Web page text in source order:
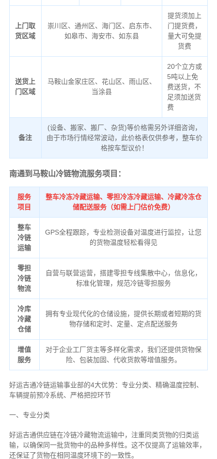
上门取
货区域
崇川区、通州区、海门区、启东市、
如皋市、海安市、如东县
提货须加上
门提货费，
量大可免提
货费
送货上
门区域
马鞍山金家庄区、花山区、雨山区、
当涂县
20个立方或
5吨以上免
费送货，不
足须加送货
费
备注
(设备、搬家、搬厂、杂货)等价格需另外详细咨询，
由于市场行情经常波动，此价格表仅供参考，整车价
格按车型议价！
南通到马鞍山冷链物流服务项目：
服务
项目
整车冷冻冷藏运输、零担冷冻冷藏运输、冷藏冷冻仓
储配送服务（如需上门估价免费）
整车
冷链
运输
GPS全程跟踪，专业检测设备对温度进行监控，让您
的货物温度轻松看得见
零担
冷链
物流
自营与联营运营，搭建零担专线集散中心，信息化，
标准化管理，规范冷链零担服务
冷库
冷藏
仓储
拥有专业现代化的仓储设施，提供长期或者短期的货
物存储和定时、定量、定点配送服务
增值
服务
对于企业工厂货主等多样化需求，我们还提供货物保
险、包装加固、代收货款等增值服务。
好运吉通冷链运输事业部的4大优势： 专业分类、 精确温度控制、
车辆提前预冷系统、 严格把控环节
一、专业分类
好运吉通供应链在冷链冷藏物流运输中，注重同类货物的归类运
输，以确保同一批货物中的品种多样性。这不仅提高了运输效率，
还保证了货物在相同温度环境下的一致性。